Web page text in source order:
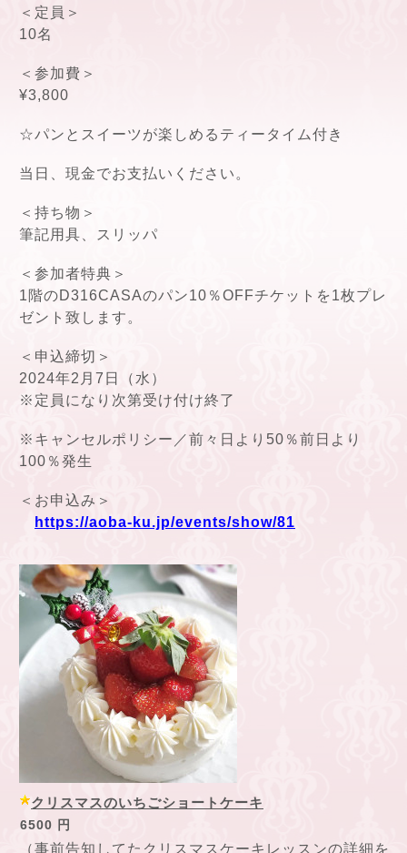
＜定員＞
10名
＜参加費＞
¥3,800
☆パンとスイーツが楽しめるティータイム付き
当日、現金でお支払いください。
＜持ち物＞
筆記用具、スリッパ
＜参加者特典＞
1階のD316CASAのパン10％OFFチケットを1枚プレ
ゼント致します。
＜申込締切＞
2024年2月7日（水）
※定員になり次第受け付け終了
※キャンセルポリシー／前々日より50％前日より
100％発生
＜お申込み＞
https://aoba-ku.jp/events/show/81
クリスマスのいちごショートケーキ
6500 円
（事前告知してたクリスマスケーキレッスンの詳細を